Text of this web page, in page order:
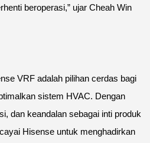
beroperasi,” ujar Cheah Win
VRF adalah pilihan cerdas bagi
sistem HVAC. Dengan
dan keandalan sebagai inti produk
Hisense untuk menghadirkan